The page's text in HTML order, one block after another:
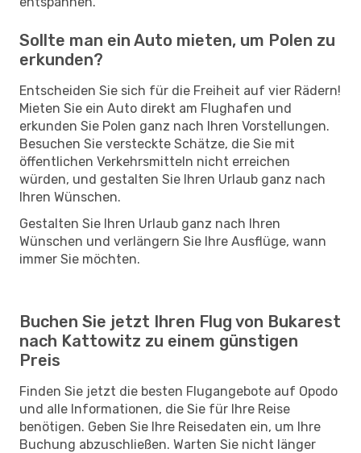
Sollte man ein Auto mieten, um Polen zu
erkunden?
Entscheiden Sie sich für die Freiheit auf vier Rädern!
Mieten Sie ein Auto direkt am Flughafen und
erkunden Sie Polen ganz nach Ihren Vorstellungen.
Besuchen Sie versteckte Schätze, die Sie mit
öffentlichen Verkehrsmitteln nicht erreichen
würden, und gestalten Sie Ihren Urlaub ganz nach
Ihren Wünschen.
Gestalten Sie Ihren Urlaub ganz nach Ihren
Wünschen und verlängern Sie Ihre Ausflüge, wann
immer Sie möchten.
Buchen Sie jetzt Ihren Flug von Bukarest
nach Kattowitz zu einem günstigen
Preis
Finden Sie jetzt die besten Flugangebote auf Opodo
und alle Informationen, die Sie für Ihre Reise
benötigen. Geben Sie Ihre Reisedaten ein, um Ihre
Buchung abzuschließen. Warten Sie nicht länger